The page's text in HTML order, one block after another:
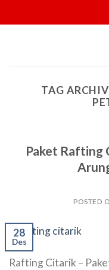
to
TAG
Paket Rafting
POSTED
28
Des
Rafting Citarik –